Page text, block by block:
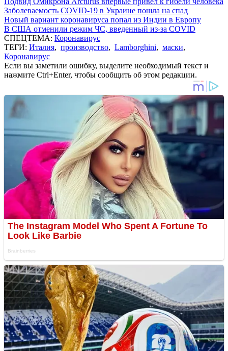
Заболеваемость COVID-19 в Украине пошла на спад
Новый вариант коронавируса попал из Индии в Европу
В США отменили режим ЧС, введенный из-за COVID
СПЕЦТЕМА: Коронавирус
ТЕГИ: Италия, производство, Lamborghini, маски,
Коронавирус
Если вы заметили ошибку, выделите необходимый текст и
нажмите Ctrl+Enter, чтобы сообщить об этом редакции.